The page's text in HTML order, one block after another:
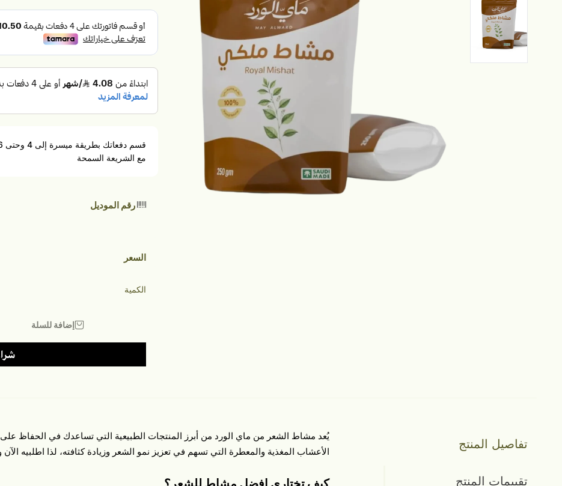
مع الشريعة السمحة
رقم الموديل
السعر
الكمية
إضافة للسلة
تفاصيل المنتج
تقييمات المنتج
يُعد مشاط الشعر من ماي الورد من أبرز المنتجات الطبيعية التي تساعدك في الحفاظ
الأعشاب المغذية والمعطرة التي تسهم في تعزيز نمو الشعر وزيادة كثافته، لذا اطلبيه